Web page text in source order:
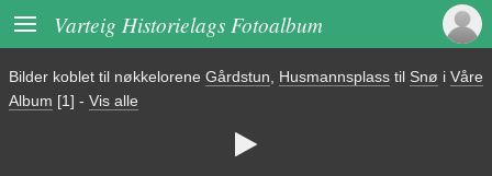
 Varteig Historielags Fotoalbum
Bilder koblet til nøkkelorene Gårdstun Husmannsplass til Snø i Våre
Album [1] - Vis alle
